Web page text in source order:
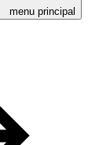
menu principal